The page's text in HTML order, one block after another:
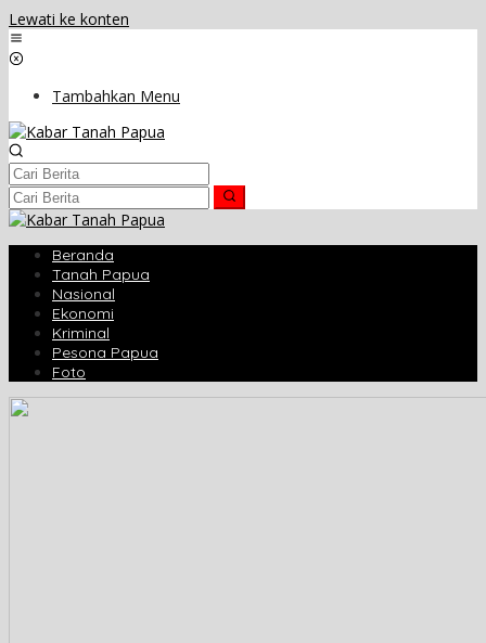
Lewati ke konten
Tambahkan Menu
Beranda
Tanah Papua
Nasional
Ekonomi
Kriminal
Pesona Papua
Foto